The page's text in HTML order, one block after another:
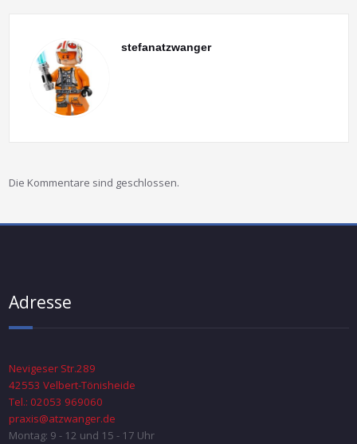
stefanatzwanger
Die Kommentare sind geschlossen.
Adresse
Nevigeser Str.289
42553 Velbert-Tönisheide
Tel.: 02053 969060
praxis@atzwanger.de
Montag: 9 - 12 und 15 - 17 Uhr